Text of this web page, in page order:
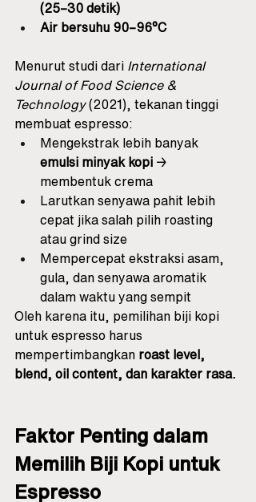
(25–30 detik)
Air bersuhu 90–96°C
Menurut studi dari International
Journal of Food Science &
Technology (2021), tekanan tinggi
membuat espresso:
Mengekstrak lebih banyak
emulsi minyak kopi →
membentuk crema
Larutkan senyawa pahit lebih
cepat jika salah pilih roasting
atau grind size
Mempercepat ekstraksi asam,
gula, dan senyawa aromatik
dalam waktu yang sempit
Oleh karena itu, pemilihan biji kopi
untuk espresso harus
mempertimbangkan roast level,
blend, oil content, dan karakter rasa.
Faktor Penting dalam
Memilih Biji Kopi untuk
Espresso